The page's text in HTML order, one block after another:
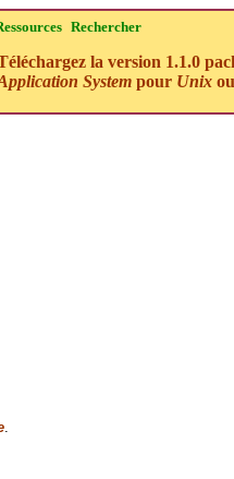
Rechercher
la version 1.1.0
Systempour Unix
.